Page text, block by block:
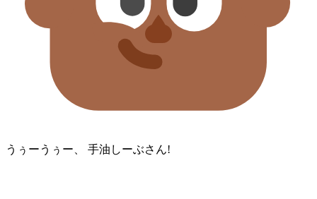
うぅーうぅー、 手油⁠しーぶさん!